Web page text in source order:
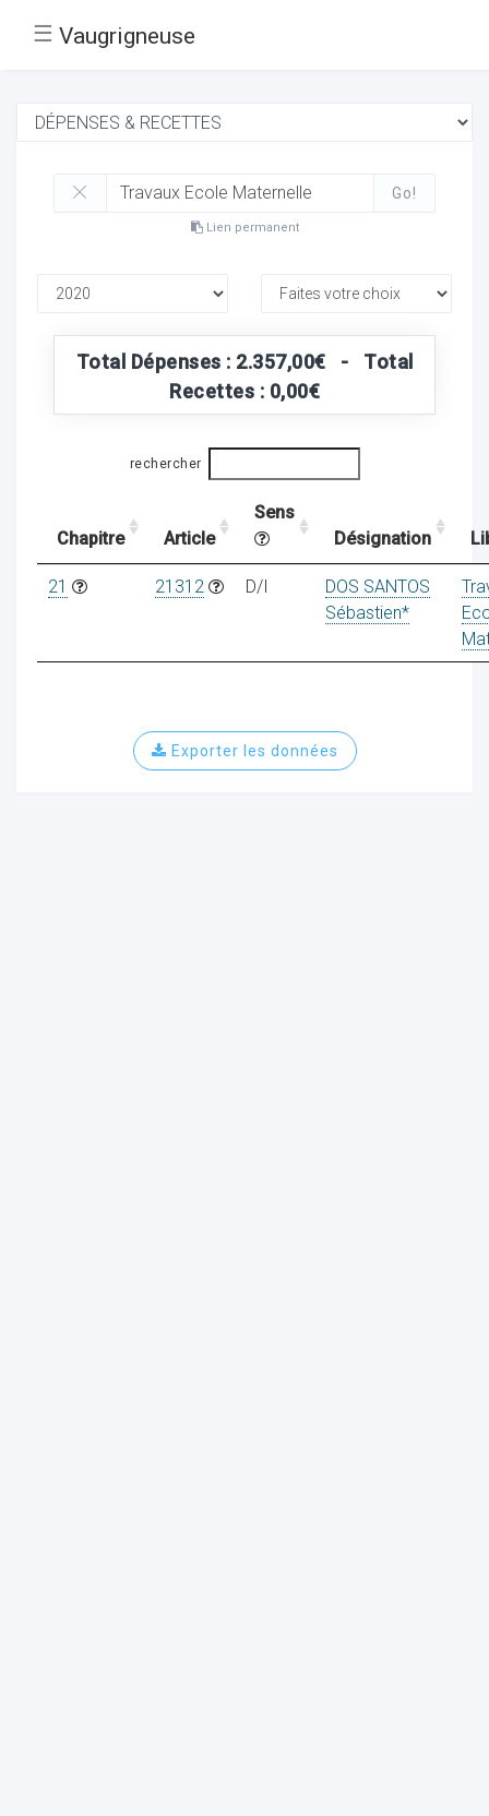
☰ Vaugrigneuse
Go!
Lien permanent
Total Dépenses : 2.357,00€ - Total
Recettes : 0,00€
rechercher
Chapitre Article
Sens
Désignation
21 21312 D/I
DOS SANTOS
Sébastien*
Exporter les données